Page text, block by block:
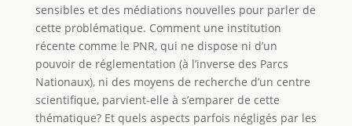
sensibles et des médiations nouvelles pour parler de
cette problématique. Comment une institution
récente comme le PNR, qui ne dispose ni d’un
pouvoir de réglementation (à l’inverse des Parcs
Nationaux), ni des moyens de recherche d’un centre
scientifique, parvient-elle à s’emparer de cette
thématique? Et quels aspects parfois négligés par les